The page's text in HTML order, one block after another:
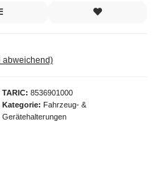
TARIC
8536901000
Kategorie
Fahrzeug- &
Gerätehalterungen
abweichend)